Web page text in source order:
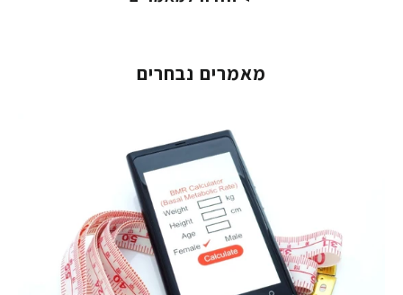
מאמרים נבחרים